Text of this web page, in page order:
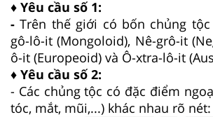
♦ Yêu cầu số 1:
-Trên thế giới có bốn chủng
gô-lô-it (Mongoloid), Nê-grô-it
ô-it (Europeoid) và Ô-xtra-lô-it
♦ Yêu cầu số 2:
- Các chủng tộc có đặc điểm
tóc, mắt, mũi,...) khác nhau rõ nét: